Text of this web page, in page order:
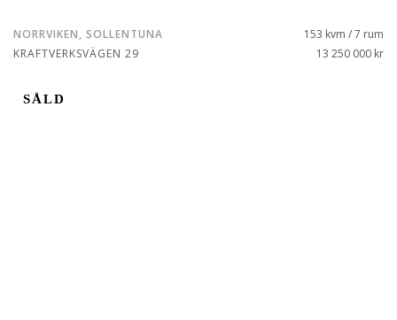
NORRVIKEN, SOLLENTUNA
KRAFTVERKSVÄGEN 29
153 kvm / 7 rum
13 250 000 kr
SÅLD